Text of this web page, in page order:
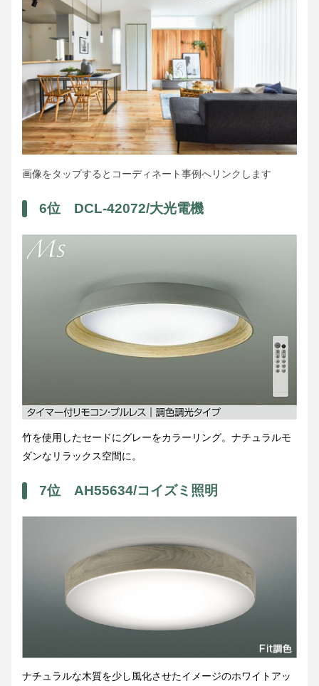
画像をタップするとコーディネート事例へリンクします
6位 DCL-42072/大光電機
竹を使用したセードにグレーをカラーリング。ナチュラルモ
ダンなリラックス空間に。
7位 AH55634/コイズミ照明
ナチュラルな木質を少し風化させたイメージのホワイトアッ